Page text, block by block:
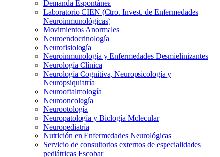
Demanda Espontánea
Laboratorio CIEN (Ctro. Invest. de Enfermedades
Neuroinmunológicas)
Movimientos Anormales
Neuroendocrinología
Neurofisiología
Neuroinmunología y Enfermedades Desmielinizantes
Neurología Clínica
Neurología Cognitiva, Neuropsicología y
Neuropsiquiatría
Neurooftalmología
Neurooncología
Neurootología
Neuropatología y Biología Molecular
Neuropediatría
Nutrición en Enfermedades Neurológicas
Servicio de consultorios externos de especialidades
pediátricas Escobar